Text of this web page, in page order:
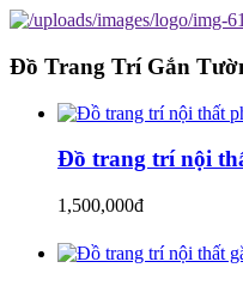
Đồ Trang Trí Gắn
Đồ trang trí nội
1,500,000đ